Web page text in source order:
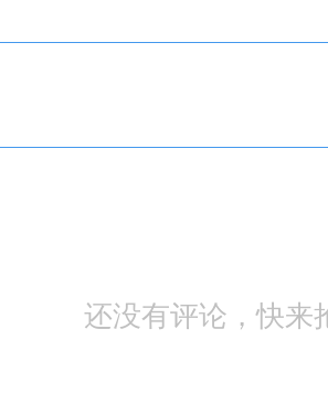
还没有评论，快来